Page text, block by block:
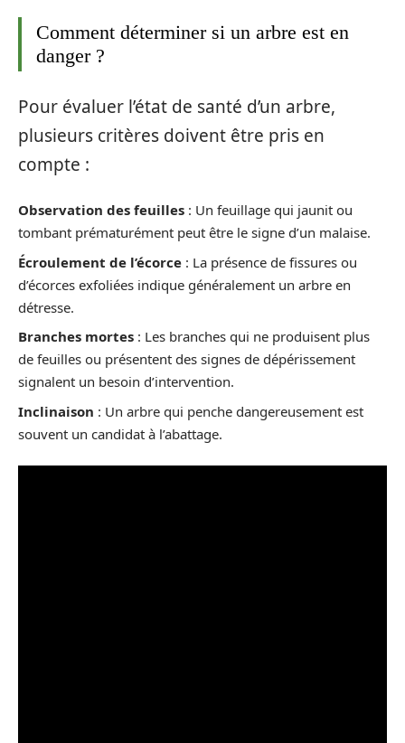
Comment déterminer si un arbre est en
danger ?
Pour évaluer l’état de santé d’un arbre,
plusieurs critères doivent être pris en
compte :
Observation des feuilles : Un feuillage qui jaunit ou
tombant prématurément peut être le signe d’un malaise.
Écroulement de l’écorce : La présence de fissures ou
d’écorces exfoliées indique généralement un arbre en
détresse.
Branches mortes : Les branches qui ne produisent plus
de feuilles ou présentent des signes de dépérissement
signalent un besoin d’intervention.
Inclinaison : Un arbre qui penche dangereusement est
souvent un candidat à l’abattage.